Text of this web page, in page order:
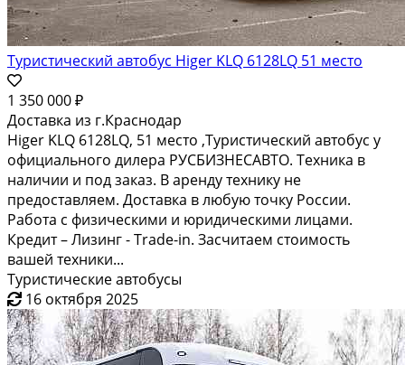
Туристический автобус Higer KLQ 6128LQ 51 место
1 350 000 ₽
Доставка из г.Краснодар
Higer KLQ 6128LQ, 51 место ,Туристический автобус у
официального дилера РУСБИЗНЕСАВТО. Техника в
наличии и под заказ. В аренду технику не
предоставляем. Доставка в любую точку России.
Работа с физическими и юридическими лицами.
Кредит – Лизинг - Trade-in. Засчитаем стоимость
вашей техники...
Туристические автобусы
16 октября 2025